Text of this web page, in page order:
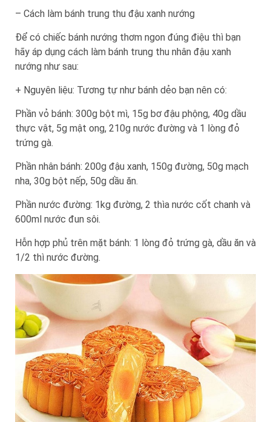
– Cách làm bánh trung thu đậu xanh nướng
Để có chiếc bánh nướng thơm ngon đúng điệu thì bạn
hãy áp dụng cách làm bánh trung thu nhân đậu xanh
nướng như sau:
+ Nguyên liệu: Tương tự như bánh dẻo bạn nên có:
Phần vỏ bánh: 300g bột mì, 15g bơ đậu phộng, 40g dầu
thực vật, 5g mật ong, 210g nước đường và 1 lòng đỏ
trứng gà.
Phần nhân bánh: 200g đậu xanh, 150g đường, 50g mạch
nha, 30g bột nếp, 50g dầu ăn.
Phần nước đường: 1kg đường, 2 thìa nước cốt chanh và
600ml nước đun sôi.
Hỗn hợp phủ trên mặt bánh: 1 lòng đỏ trứng gà, dầu ăn và
1/2 thì nước đường.